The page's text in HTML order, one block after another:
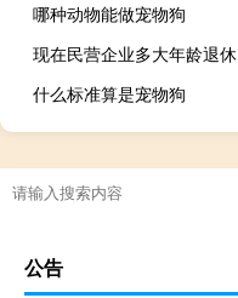
哪种动物能做宠物狗
现在民营企业多大年龄退休
什么标准算是宠物狗
公告